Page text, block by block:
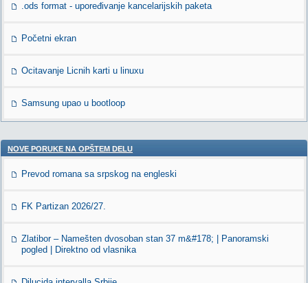
.ods format - upoređivanje kancelarijskih paketa
Početni ekran
Ocitavanje Licnih karti u linuxu
Samsung upao u bootloop
NOVE PORUKE NA OPŠTEM DELU
Prevod romana sa srpskog na engleski
FK Partizan 2026/27.
Zlatibor – Namešten dvosoban stan 37 m&#178; | Panoramski
pogled | Direktno od vlasnika